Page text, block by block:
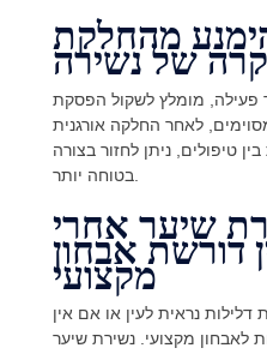
מהחלקת
של נשירה
פעילה, מומלץ לשקול הפסקת
לאחר החלקה אורגנית
טיפולים, ניתן לחזור בצורה
בטוחה יותר.
שיער אחרי
דורשת אבחון
מקצועי
נראית לעין או אם אין
לאבחון מקצועי. נשירת שיער